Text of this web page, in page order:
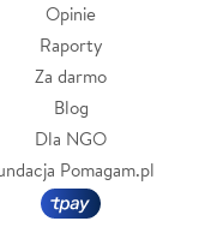
Opinie
Raporty
Za darmo
Blog
Dla NGO
Pomagam.pl